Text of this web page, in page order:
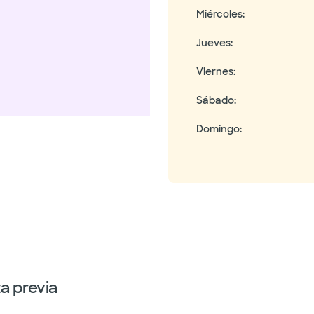
Miércoles:
Jueves:
Viernes:
Sábado:
Domingo:
previa